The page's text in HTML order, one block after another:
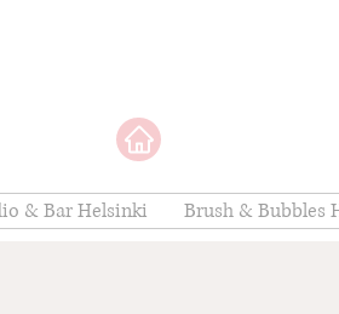
& Bar Helsinki Brush & Bubbles